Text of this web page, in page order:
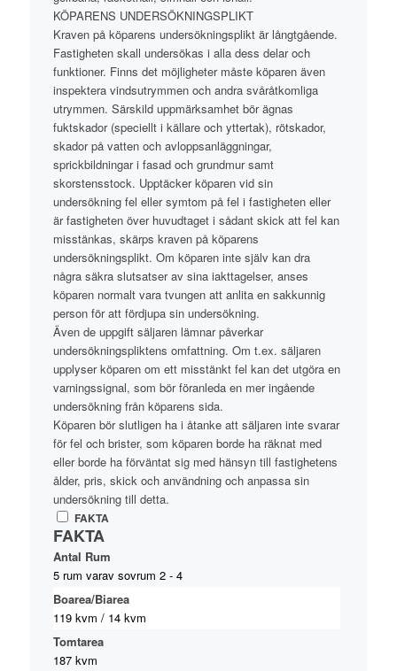
KÖPARENS UNDERSÖKNINGSPLIKT
Kraven på köparens undersökningsplikt är långtgående.
Fastigheten skall undersökas i alla dess delar och
funktioner. Finns det möjligheter måste köparen även
inspektera vindsutrymmen och andra svåråtkomliga
utrymmen. Särskild uppmärksamhet bör ägnas
fuktskador (speciellt i källare och yttertak), rötskador,
skador på vatten och avloppsanläggningar,
sprickbildningar i fasad och grundmur samt
skorstensstock. Upptäcker köparen vid sin
undersökning fel eller symtom på fel i fastigheten eller
är fastigheten över huvudtaget i sådant skick att fel kan
misstänkas, skärps kraven på köparens
undersökningsplikt. Om köparen inte själv kan dra
några säkra slutsatser av sina iakttagelser, anses
köparen normalt vara tvungen att anlita en sakkunnig
person för att fördjupa sin undersökning.
Även de uppgift säljaren lämnar påverkar
undersökningspliktens omfattning. Om t.ex. säljaren
upplyser köparen om ett misstänkt fel kan det utgöra en
varningssignal, som bör föranleda en mer ingående
undersökning från köparens sida.
Köparen bör slutligen ha i åtanke att säljaren inte svarar
för fel och brister, som köparen borde ha räknat med
eller borde ha förväntat sig med hänsyn till fastighetens
ålder, pris, skick och användning och anpassa sin
undersökning till detta.
FAKTA
FAKTA
Antal Rum
5 rum varav sovrum 2 - 4
Boarea/Biarea
119 kvm / 14 kvm
Tomtarea
187 kvm